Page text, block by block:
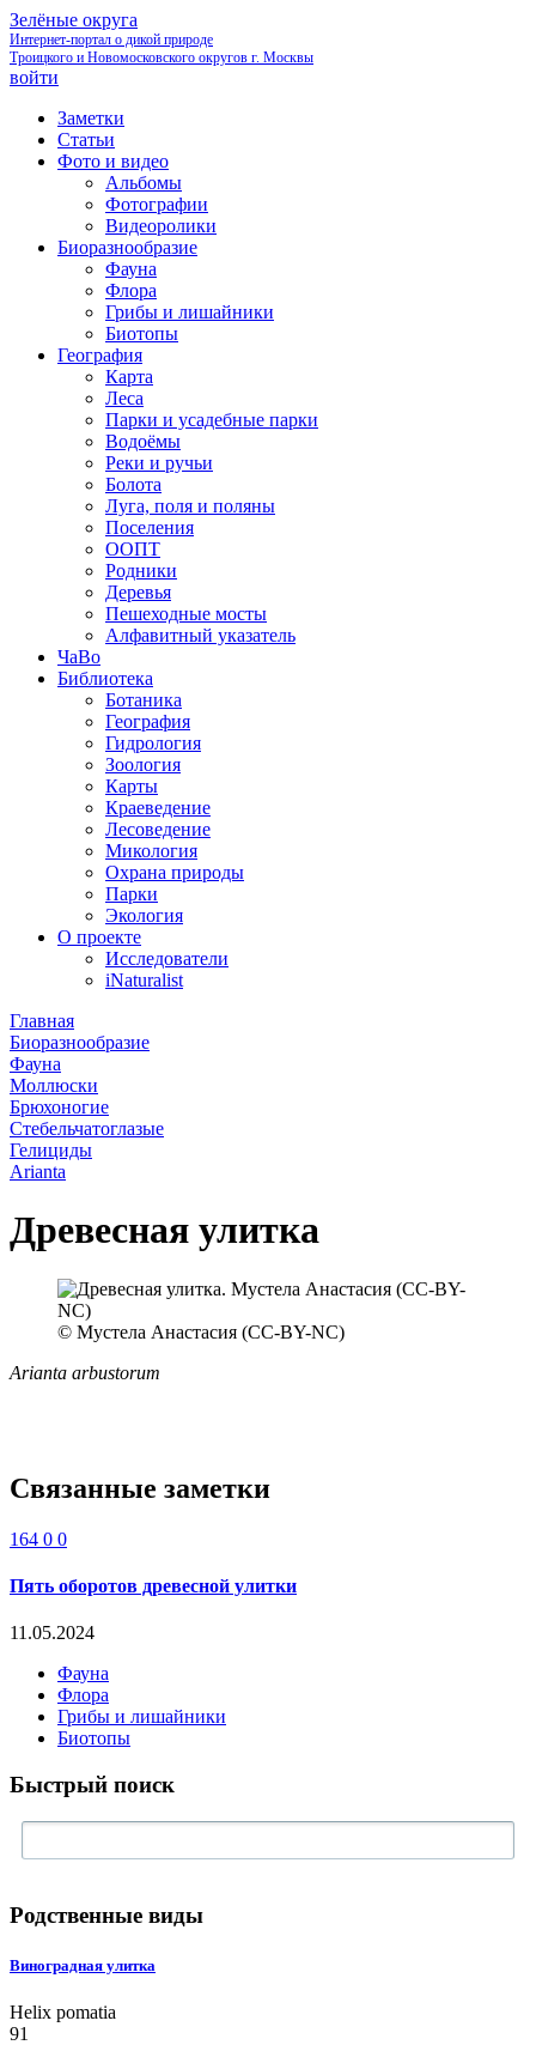
Зелёные округа
Интернет-портал о дикой природе
Троицкого и Новомосковского округов г. Москвы
войти
Заметки
Статьи
Фото и видео
Альбомы
Фотографии
Видеоролики
Биоразнообразие
Фауна
Флора
Грибы и лишайники
Биотопы
География
Карта
Леса
Парки и усадебные парки
Водоёмы
Реки и ручьи
Болота
Луга, поля и поляны
Поселения
ООПТ
Родники
Деревья
Пешеходные мосты
Алфавитный указатель
ЧаВо
Библиотека
Ботаника
География
Гидрология
Зоология
Карты
Краеведение
Лесоведение
Микология
Охрана природы
Парки
Экология
О проекте
Исследователи
iNaturalist
Главная
Биоразнообразие
Фауна
Моллюски
Брюхоногие
Стебельчатоглазые
Гелициды
Arianta
Древесная улитка
© Мустела Анастасия (CC-BY-NC)
Arianta arbustorum
Связанные заметки
164 0 0
Пять оборотов древесной улитки
11.05.2024
Фауна
Флора
Грибы и лишайники
Биотопы
Быстрый поиск
Родственные виды
Виноградная улитка
Helix pomatia
91